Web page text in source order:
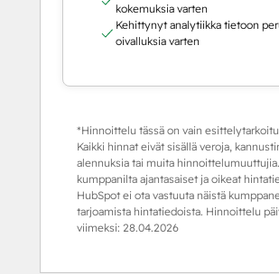
kokemuksia varten
Kehittynyt analytiikka tietoon
oivalluksia varten
*Hinnoittelu tässä on vain
Kaikki hinnat eivät sisällä veroja,
alennuksia tai muita
kumppanilta ajantasaiset ja oikeat
HubSpot ei ota vastuuta näistä
tarjoamista hintatiedoista. Hinnoittelu
viimeksi: 28.04.2026